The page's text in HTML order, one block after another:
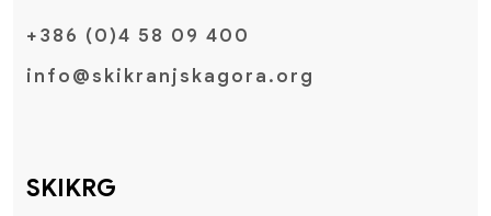
+386 (0)4 58 09 400
info@skikranjskagora.org
SKIKRG